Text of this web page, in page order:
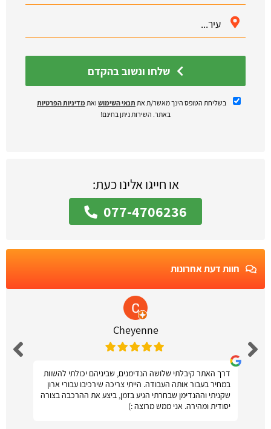
בשליחת הטופס הינך מאשר/ת את תנאי השימוש ואתמדיניות הפרטיות
באתר. השירות ניתן בחינם!
או חייגו אלינו כעת:
077-4706236
חוות דעת אחרונות
Cheyenne
דרך האתר קיבלתי שלושה הנדימנים, שביניהם יכולתי להשוות
במחיר בעבור אותה העבודה. הייתי צריכה שירכיבו עבורי ארון
שקניתי וההנדימן שבחרתי הגיע בזמן, ביצע את ההרכבה בצורה
יסודית ומהירה. אני ממש מרוצה :)